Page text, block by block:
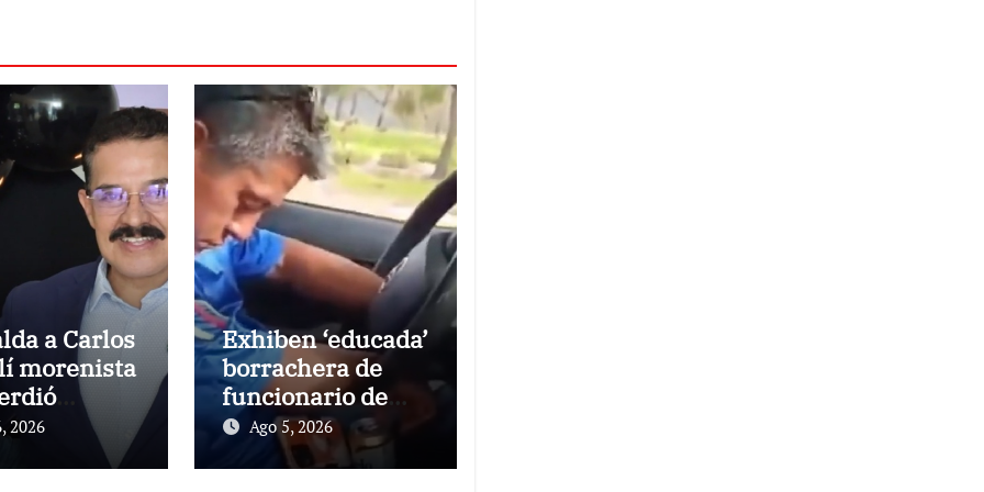
a Carlos
morenista
2026
Exhiben ‘educada’
borrachera de
funcionario de
Jalisco
Ago 5, 2026